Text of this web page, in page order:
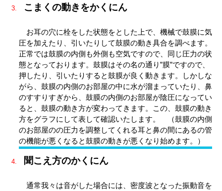
こまくの動きをかくにん
お耳の穴に栓をした状態をとした上で、機械で鼓膜に気
圧を加えたり、引いたりして鼓膜の動き具合を調べます。
正常では鼓膜の内側も外側も空気ですので、同じ圧力の状
態となっております。鼓膜はその名の通り”膜”ですので、
押したり、引いたりすると鼓膜が良く動きます。しかしな
がら、鼓膜の内側のお部屋の中に水が溜まっていたり、鼻
のすすりすぎから、鼓膜の内側のお部屋が陰圧になってい
ると、鼓膜の動き方が変わってきます。この、鼓膜の動き
方をグラフにして表して確認いたします。 （鼓膜の内側
のお部屋のの圧力を調整してくれる耳と鼻の間にあるの管
の機能が悪くなると鼓膜の動きが悪くなり始めます。）
聞こえ方のかくにん
通常我々は音がした場合には、密度波となった振動音を